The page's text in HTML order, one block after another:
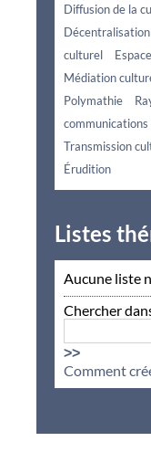
Diffusion de la
culturel
Médiation
Polymathie
communications
Transmission
Érudition
Listes
Aucune liste
Chercher
>>
Comment